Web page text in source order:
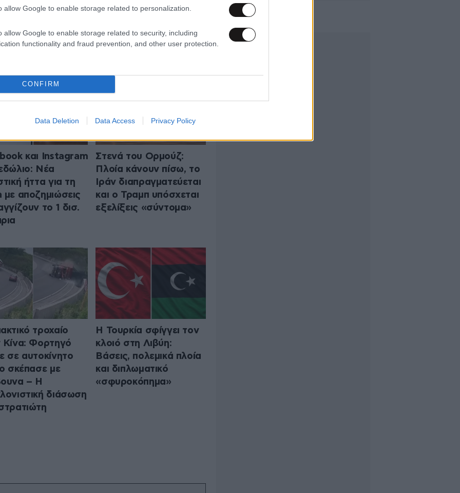
allow Google to enable storage related to personalization.
allow Google to enable storage related to security, including
functionality and fraud prevention, and other user protection.
CONFIRM
Data Deletion Data Access Privacy Policy
ΤΟΝ ΚΟΣΜΟ ΟΛΑ ΤΑ ΑΡΘΡΑ
και Instagram
Νέα
ήττα για τη
με αποζημιώσεις
το 1 δισ.
Στενά του Ορμούζ:
Πλοία κάνουν πίσω, το
Ιράν διαπραγματεύεται
και ο Τραμπ υπόσχεται
εξελίξεις «σύντομα»
τροχαίο
Κίνα: Φορτηγό
σε αυτοκίνητο
σκέπασε με
– Η
διάσωση
Η Τουρκία σφίγγει τον
κλοιό στη Λιβύη:
Βάσεις, πολεμικά πλοία
και διπλωματικό
«σφυροκόπημα»